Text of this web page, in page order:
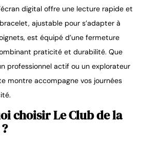
digital offre une lecture rapide et
ajustable pour s’adapter à
est équipé d’une fermeture
praticité et durabilité. Que
professionnel actif ou un explorateur
montre accompagne vos journées
choisir Le Club de la